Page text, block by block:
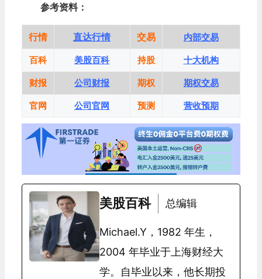
参考资料：
行情 直达行情 交易 内部交易
百科 美股百科 持股 十大机构
财报 公司财报 期权 期权交易
官网 公司官网 预测 营收预期
美股百科 总编辑
Michael.Y，1982 年生，
2004 年毕业于上海财经大
学。自毕业以来，他长期投